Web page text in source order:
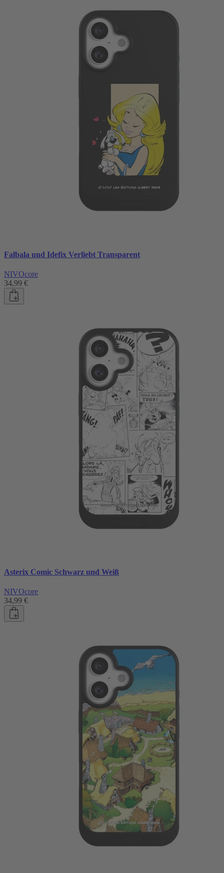
Falbala und Idefix Verliebt Transparent
NIVOcore
34,99 €
Asterix Comic Schwarz und Weiß
NIVOcore
34,99 €